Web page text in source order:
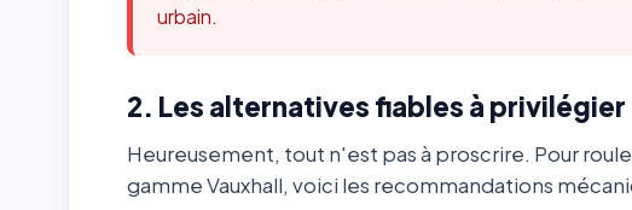
urbain.
2. Les alternatives fiables à privilégier
Heureusement, tout n'est pas à proscrire. Pour
gamme Vauxhall, voici les recommandations